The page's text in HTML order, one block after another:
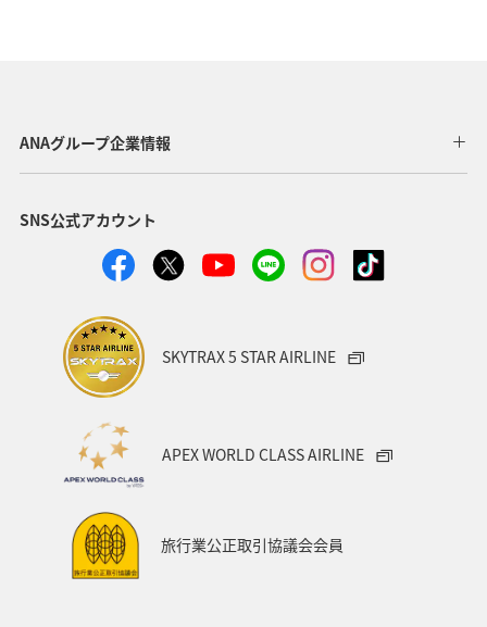
ANAグループ企業情報
SNS公式アカウント
SKYTRAX 5 STAR AIRLINE
APEX WORLD CLASS AIRLINE
旅行業公正取引協議会会員